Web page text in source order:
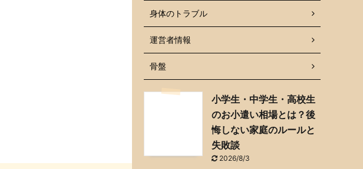
身体のトラブル
運営者情報
骨盤
小学生・中学生・高校生
のお小遣い相場とは？後
悔しない家庭のルールと
失敗談
2026/8/3